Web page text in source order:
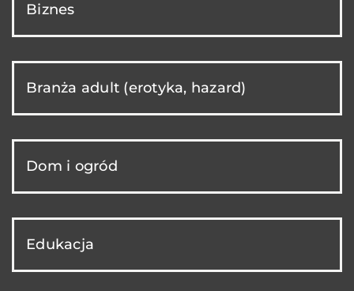
Biznes
Branża adult (erotyka, hazard)
Dom i ogród
Edukacja